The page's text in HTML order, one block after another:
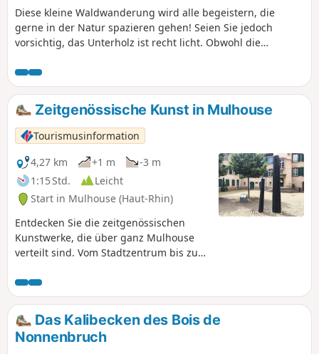
Diese kleine Waldwanderung wird alle begeistern, die
gerne in der Natur spazieren gehen! Seien Sie jedoch
vorsichtig, das Unterholz ist recht licht. Obwohl die
der Sonne ausgesetzt.
Zeitgenössische Kunst in Mulhouse
Tourismusinformation
4,27 km
+1 m
-3 m
1:15 Std.
Leicht
Start in Mulhouse (Haut-Rhin)
Entdecken Sie die zeitgenössischen
Kunstwerke, die über ganz Mulhouse
verteilt sind. Vom Stadtzentrum bis zur
Nouveau Bassin, wo Skulpturen und
Installationen mit dem Wasser und den
Bäumen in Dialog treten. Lassen Sie
sich auf wenigen Schritten von
symbolträchtigen Kreationen leiten, die
Das Kalibecken des Bois de
Nonnenbruch